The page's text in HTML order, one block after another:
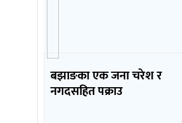
बझाङका एक जना चरेश र
नगदसहित पक्राउ